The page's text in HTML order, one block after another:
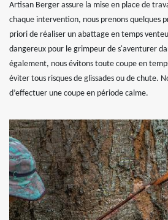
Artisan Berger assure la mise en place de
chaque intervention, nous prenons quelques
priori de réaliser un abattage en temps
dangereux pour le grimpeur de s'aventurer
également, nous évitons toute coupe en
éviter tous risques de glissades ou de chute.
d’effectuer une coupe en période calme.